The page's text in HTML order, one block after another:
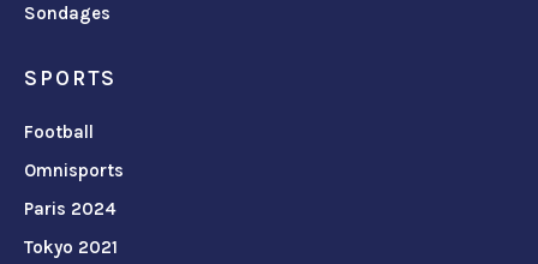
Sondages
SPORTS
Football
Omnisports
Paris 2024
Tokyo 2021